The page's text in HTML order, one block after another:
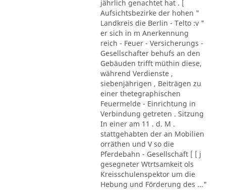
jährlich genachtet hat . [
Aufsichtsbezirke der hohen "
Landkreis die Berlin - Telto :v "
er sich in m Anerkennung
reich - Feuer - Versicherungs -
Gesellschafter behufs an den
Gebäuden trifft müthin diese,
während Verdienste ,
siebenjährigen , Beiträgen zu
einer thetegraphischen
Feuermelde - Einrichtung in
Verbindung getreten . Sitzung
In einer am 11 . d. M .
stattgehabten der an Mobilien
orräthen und V so die
Pferdebahn - Gesellschaft [ [ j
gesegneter Wtrtsamkeit ols
Kreisschulenspektor um die
Hebung und Förderung des ..."